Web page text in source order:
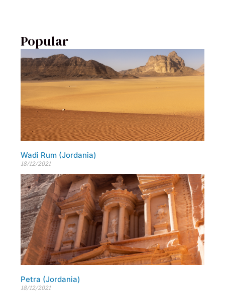
Popular
Wadi Rum (Jordania)
18/12/2021
Petra (Jordania)
18/12/2021